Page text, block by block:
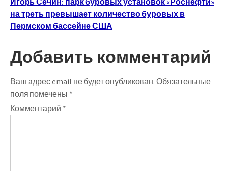
записям
на треть превышает количество буровых в
Пермском бассейне США
Добавить комментарий
Ваш адрес email не будет опубликован.Обязательные
поля помечены *
Комментарий *